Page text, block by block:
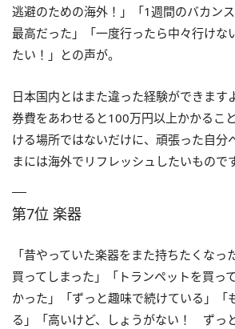
逃避のための海外！」「1週間のバカン
最高だった」「一度行ったら中々行けな
たい！」との声が。
日本国内とはまた違った経験ができます
券費をあわせると100万円以上かかるこ
ける場所ではないだけに、頑張った自分
まには海外でリフレッシュしたいものです
第7位 楽器
「昔やっていた楽器をまた持ちたくなっ
買ってしまった」「トランペットを買っ
かった」「ずっと趣味で続けている」「
る」「高いけど、しょうがない！ ずっ